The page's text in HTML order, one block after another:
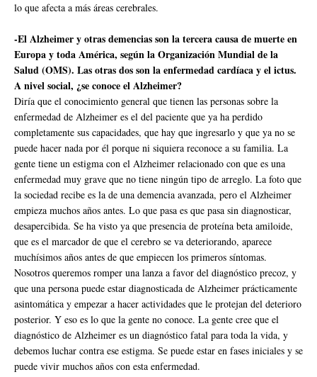
lo que afecta a más áreas cerebrales.
-El Alzheimer y otras demencias son la tercera causa de muerte en
Europa y toda América, según la Organización Mundial de la
Salud (OMS). Las otras dos son la enfermedad cardíaca y el ictus.
A nivel social, ¿se conoce el Alzheimer?
Diría que el conocimiento general que tienen las personas sobre la
enfermedad de Alzheimer es el del paciente que ya ha perdido
completamente sus capacidades, que hay que ingresarlo y que ya no se
puede hacer nada por él porque ni siquiera reconoce a su familia. La
gente tiene un estigma con el Alzheimer relacionado con que es una
enfermedad muy grave que no tiene ningún tipo de arreglo. La foto que
la sociedad recibe es la de una demencia avanzada, pero el Alzheimer
empieza muchos años antes. Lo que pasa es que pasa sin diagnosticar,
desapercibida. Se ha visto ya que presencia de proteína beta amiloide,
que es el marcador de que el cerebro se va deteriorando, aparece
muchísimos años antes de que empiecen los primeros síntomas.
Nosotros queremos romper una lanza a favor del diagnóstico precoz, y
que una persona puede estar diagnosticada de Alzheimer prácticamente
asintomática y empezar a hacer actividades que le protejan del deterioro
posterior. Y eso es lo que la gente no conoce. La gente cree que el
diagnóstico de Alzheimer es un diagnóstico fatal para toda la vida, y
debemos luchar contra ese estigma. Se puede estar en fases iniciales y se
puede vivir muchos años con esta enfermedad.